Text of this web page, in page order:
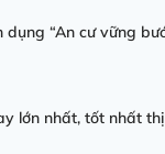
“An cư vững
lớn nhất, tốt nhất